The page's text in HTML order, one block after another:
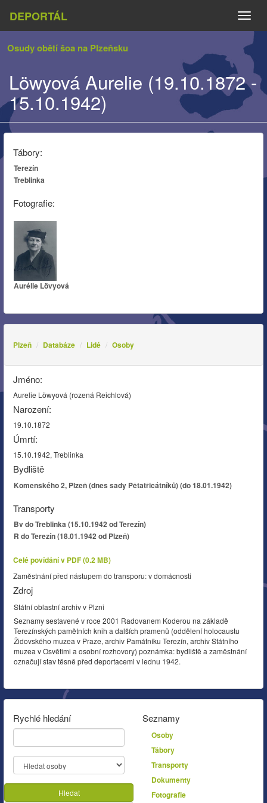
DEPORTÁL
Osudy obětí šoa na Plzeňsku
Löwyová Aurelie (19.10.1872 -
15.10.1942)
Tábory:
Terezín
Treblinka
Fotografie:
Aurélie Lövyová
Plzeň Databáze Lidé Osoby
Jméno:
Aurelie Löwyová (rozená Reichlová)
Narození:
19.10.1872
Úmrtí:
15.10.1942, Treblinka
Bydliště
Komenského 2, Plzeň (dnes sady Pětatřicátníků) (do 18.01.1942)
Transporty
Bv do Treblinka (15.10.1942 od Terezín)
R do Terezín (18.01.1942 od Plzeň)
Celé povídání v PDF (0.2 MB)
Zaměstnání před nástupem do transporu: v domácnosti
Zdroj
Státní oblastní archiv v Plzni
Seznamy sestavené v roce 2001 Radovanem Koderou na základě
Terezínských pamětních knih a dalších pramenů (oddělení holocaustu
Židovského muzea v Praze, archiv Památníku Terezín, archiv Státního
muzea v Osvětimi a osobní rozhovory) poznámka: bydliště a zaměstnání
označují stav těsně před deportacemi v lednu 1942.
Rychlé hledání
Hledat
Seznamy
Osoby
Tábory
Transporty
Dokumenty
Fotografie